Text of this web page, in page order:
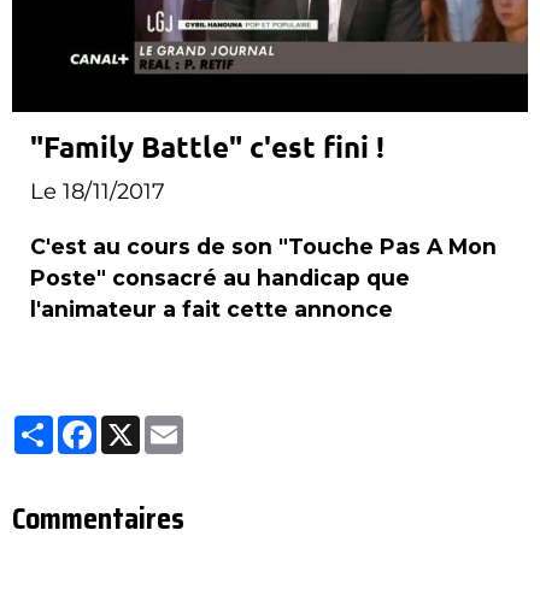
"Family Battle" c'est fini !
Le 18/11/2017
C'est au cours de son "Touche Pas A Mon
Poste" consacré au handicap que
l'animateur a fait cette annonce
Partager
Facebook
X
Commentaires